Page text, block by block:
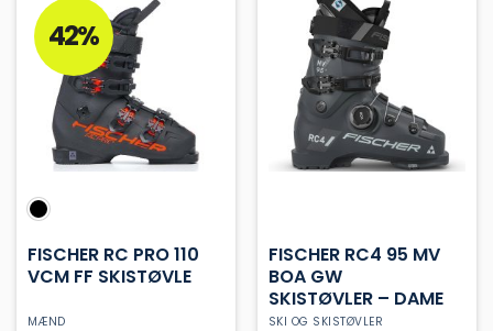
42%
MÆND
FISCHER RC PRO 110
VCM FF SKISTØVLE
SKI OG SKISTØVLER
FISCHER RC4 95 MV
BOA GW
SKISTØVLER – DAME